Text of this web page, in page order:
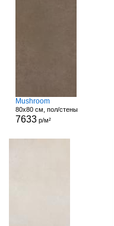
Mushroom
80x80 см, пол/стены
7633 р/м²